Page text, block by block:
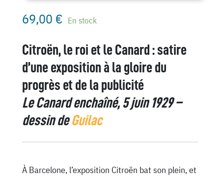
69,00 € En stock
Citroën, le roi et le Canard : satire
d’une exposition à la gloire du
progrès et de la publicité
Le Canard enchaîné, 5 juin 1929 –
dessin deGuilac
À Barcelone, l’exposition Citroën bat son plein, et